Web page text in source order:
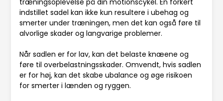
træningsoplevelse på din motionscykel. En forkert
indstillet sadel kan ikke kun resultere i ubehag og
smerter under træningen, men det kan også føre til
alvorlige skader og langvarige problemer.
Når sadlen er for lav, kan det belaste knæene og
føre til overbelastningsskader. Omvendt, hvis sadlen
er for høj, kan det skabe ubalance og øge risikoen
for smerter i lænden og ryggen.